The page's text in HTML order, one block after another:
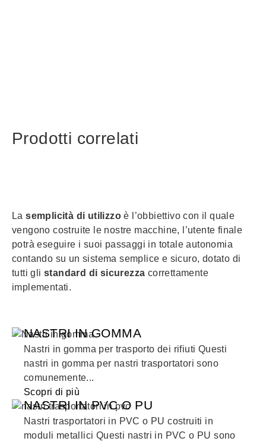
NASTRI IN GOMMA
Nastri in gomma per trasporto dei rifiuti Questi
nastri in gomma per nastri trasportatori sono
comunemente...
Scopri di più
NASTRI IN PVC O PU
Nastri trasportatori in PVC o PU costruiti in
moduli metallici Questi nastri in PVC o PU sono
Prodotti correlati
Lasemplicità di utilizzo è l’obbiettivo con il quale
vengono costruite le nostre macchine, l’utente finale
potrà eseguire i suoi passaggi in totale autonomia
contando su un sistema semplice e sicuro, dotato di
tutti gli standard di sicurezza correttamente
implementati.